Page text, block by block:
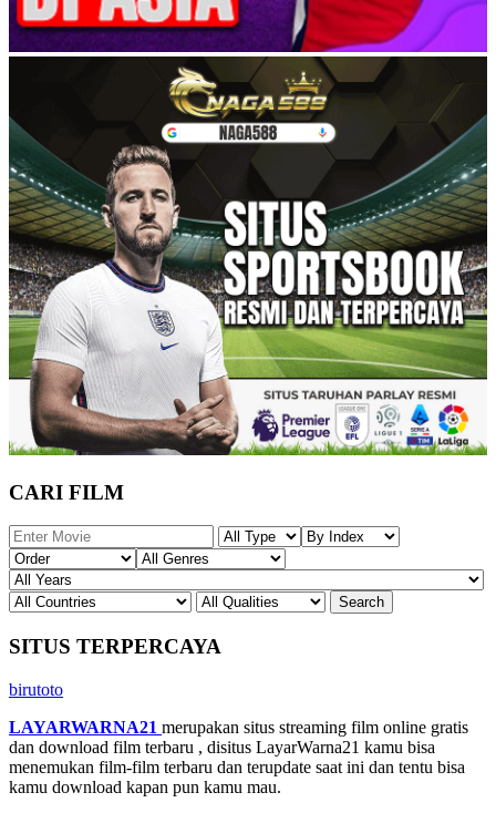
CARI FILM
SITUS TERPERCAYA
birutoto
LAYARWARNA21 merupakan situs streaming film online gratis
dan download film terbaru , disitus LayarWarna21 kamu bisa
menemukan film-film terbaru dan terupdate saat ini dan tentu bisa
kamu download kapan pun kamu mau.